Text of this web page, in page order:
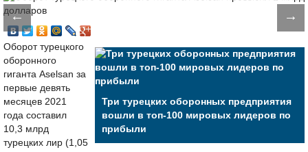
← →
Три турецких оборонных предприятия
вошли в топ-100 мировых лидеров по
прибыли
Оборот турецкого
оборонного
гиганта Aselsan за
первые девять
месяцев 2021
года составил
10,3 млрд
турецких лир (1,05